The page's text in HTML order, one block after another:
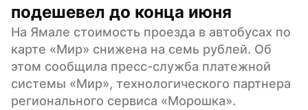
подешевел до конца июня
На Ямале стоимость проезда в автобусах по
карте «Мир» снижена на семь рублей. Об
этом сообщила пресс-служба платежной
системы «Мир», технологического партнера
регионального сервиса «Морошка».